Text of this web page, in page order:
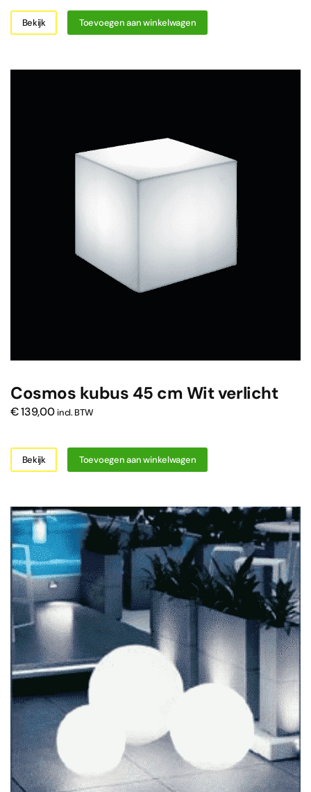
Bekijk Toevoegen aan winkelwagen
Cosmos kubus 45 cm Wit verlicht
€139,00 incl. BTW
Bekijk Toevoegen aan winkelwagen